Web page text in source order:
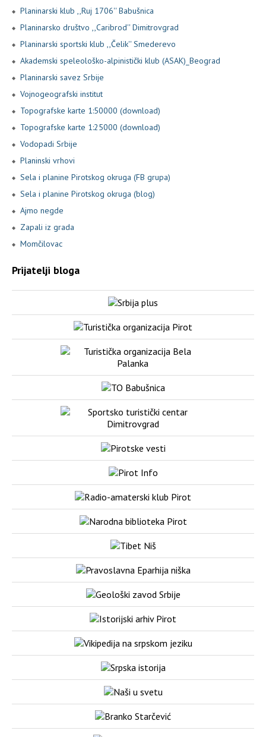
Planinarski klub ,,Ruj 1706'' Babušnica
Planinarsko društvo ,,Caribrod'' Dimitrovgrad
Planinarski sportski klub ,,Čelik'' Smederevo
Akademski speleološko-alpinistički klub (ASAK)_Beograd
Planinarski savez Srbije
Vojnogeografski institut
Topografske karte 1:50000 (download)
Topografske karte 1:25000 (download)
Vodopadi Srbije
Planinski vrhovi
Sela i planine Pirotskog okruga (FB grupa)
Sela i planine Pirotskog okruga (blog)
Ajmo negde
Zapali iz grada
Momčilovac
Prijatelji bloga